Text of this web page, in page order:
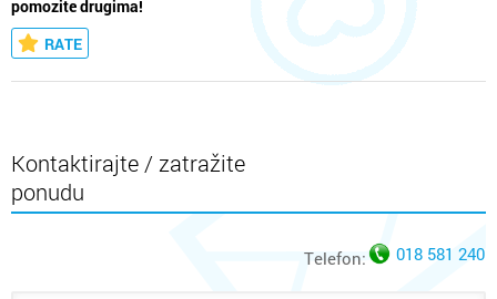
pomozite drugima!
RATE
Kontaktirajte / zatražite
ponudu
Telefon: 018 581 240